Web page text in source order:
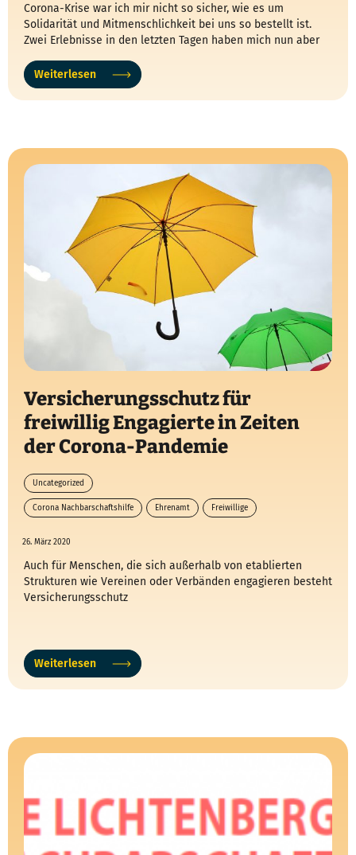
Corona-Krise war ich mir nicht so sicher, wie es um
Solidarität und Mitmenschlichkeit bei uns so bestellt ist.
Zwei Erlebnisse in den letzten Tagen haben mich nun aber
Weiterlesen
Versicherungsschutz für
freiwillig Engagierte in Zeiten
der Corona-Pandemie
Uncategorized
Corona Nachbarschaftshilfe Ehrenamt Freiwillige
26. März 2020
Auch für Menschen, die sich außerhalb von etablierten
Strukturen wie Vereinen oder Verbänden engagieren besteht
Versicherungsschutz
Weiterlesen